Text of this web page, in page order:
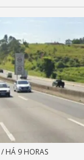
/ HÁ 9 HORAS